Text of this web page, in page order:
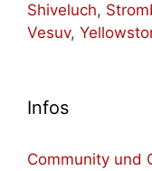
Shiveluch,
Vesuv,
Infos
Community und